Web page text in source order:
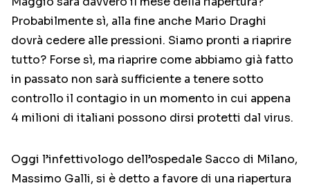
Probabilmente sì, alla fine anche Mario Draghi
dovrà cedere alle pressioni. Siamo pronti a riaprire
tutto? Forse sì, ma riaprire come abbiamo già fatto
in passato non sarà sufficiente a tenere sotto
controllo il contagio in un momento in cui appena
4 milioni di italiani possono dirsi protetti dal virus.
Oggi l’infettivologo dell’ospedale Sacco di Milano,
Massimo Galli, si è detto a favore di una riapertura